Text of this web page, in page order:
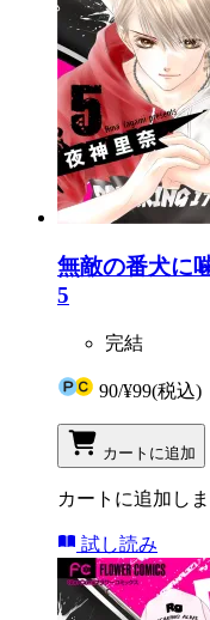
無敵の番犬に
5
完結
90/¥99(税込)
カートに追加
カートに追加し
試し読み